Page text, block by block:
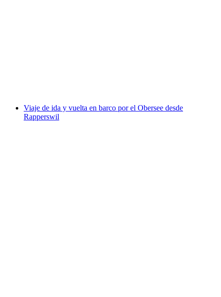
Viaje de ida y vuelta en barco por el Obersee desde
Rapperswil